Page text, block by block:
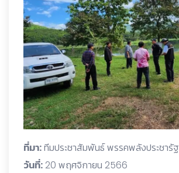
ที่มา:ทีมประชาสัมพันธ์ พรรคพลังประชารัฐ
วันที่: 20 พฤศจิกายน 2566